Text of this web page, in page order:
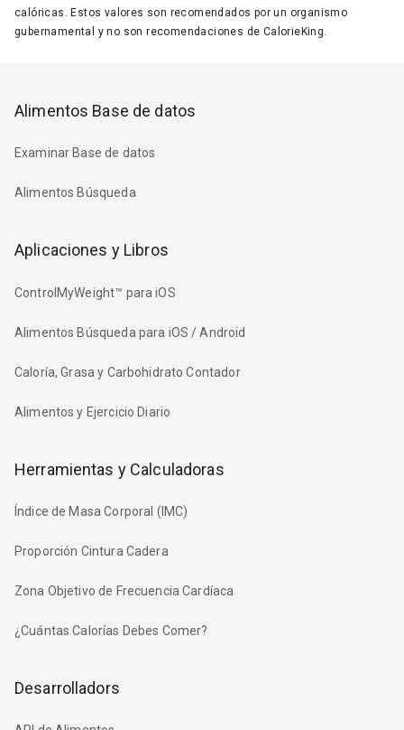
calóricas. Estos valores son recomendados por un organismo
gubernamental y no son recomendaciones de CalorieKing.
Alimentos Base de datos
Examinar Base de datos
Alimentos Búsqueda
Aplicaciones y Libros
ControlMyWeight™ para iOS
Alimentos Búsqueda para iOS / Android
Caloría, Grasa y Carbohidrato Contador
Alimentos y Ejercicio Diario
Herramientas y Calculadoras
Índice de Masa Corporal (IMC)
Proporción Cintura Cadera
Zona Objetivo de Frecuencia Cardíaca
¿Cuántas Calorías Debes Comer?
Desarrolladors